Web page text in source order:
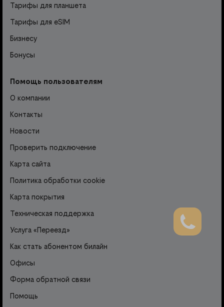
Тарифы для планшета
Тарифы для eSIM
Бизнесу
Бонусы
Помощь пользователям
О компании
Контакты
Новости
Проверить подключение
Карта сайта
Политика обработки cookie
Карта покрытия
Техническая поддержка
Услуга «Переезд»
Как стать абонентом билайн
Офисы
Форма обратной связи
Помощь